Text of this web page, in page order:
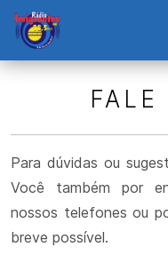
FALE
Para dúvidas ou
Você também por
nossos telefones ou
breve possível.